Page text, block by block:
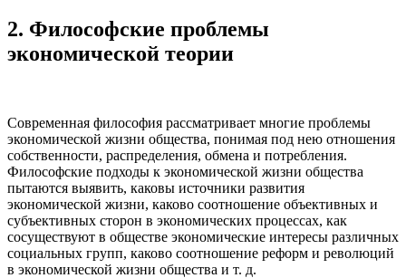
2. Философские проблемы
экономической теории
Современная философия рассматривает многие проблемы
экономической жизни общества, понимая под нею отношения
собственности, распределения, обмена и потребления.
Философские подходы к экономической жизни общества
пытаются выявить, каковы источники развития
экономической жизни, каково соотношение объективных и
субъективных сторон в экономических процессах, как
сосуществуют в обществе экономические интересы различных
социальных групп, каково соотношение реформ и революций
в экономической жизни общества и т. д.